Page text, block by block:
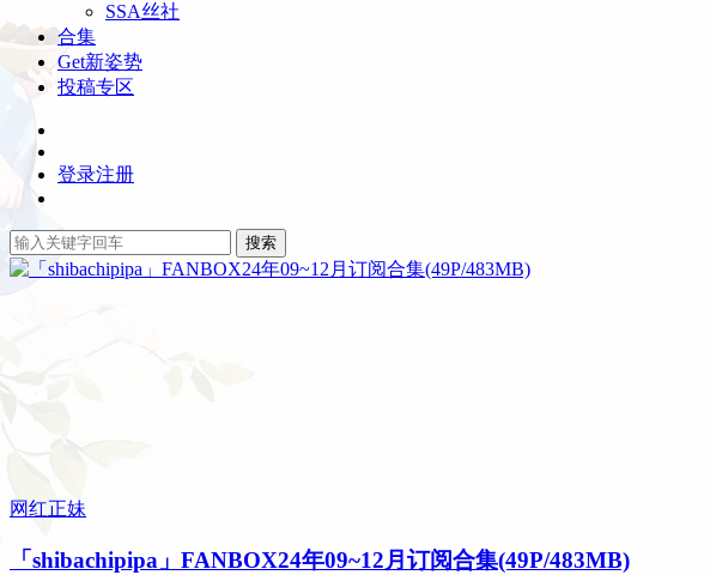
SSA丝社
合集
Get新姿势
投稿专区
登录注册
搜索
网红正妹
「shibachipipa」FANBOX24年09~12月订阅合集(49P/483MB)